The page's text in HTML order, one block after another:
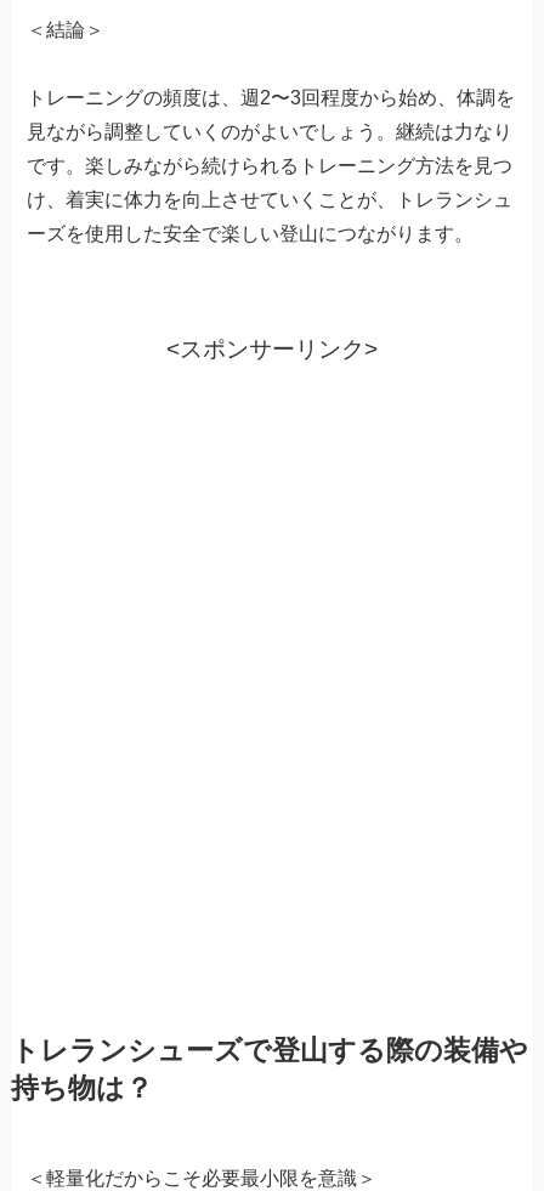
＜結論＞
トレーニングの頻度は、週2〜3回程度から始め、体調を
見ながら調整していくのがよいでしょう。継続は力なり
です。楽しみながら続けられるトレーニング方法を見つ
け、着実に体力を向上させていくことが、トレランシュ
ーズを使用した安全で楽しい登山につながります。
<スポンサーリンク>
トレランシューズで登山する際の装備や
持ち物は？
＜軽量化だからこそ必要最小限を意識＞